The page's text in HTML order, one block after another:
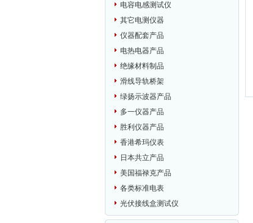
电容电感测试仪
其它电测仪器
仪器配套产品
电热电器产品
绝缘材料制品
滑线导轨桥架
绿扬示波器产品
多一仪器产品
胜利仪器产品
香港希玛仪表
日本共立产品
美国福禄克产品
各类标准电表
光伏接线盒测试仪